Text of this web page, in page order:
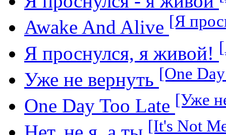
Awake And Alive [Я
Я проснулся, я живой!
Уже не вернуть [One
One Day Too Late [Уже
[It's Not